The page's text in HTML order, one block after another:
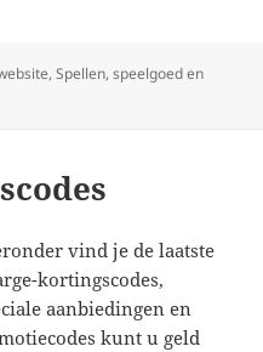
,Spellen, speelgoed en
vind je de laatste
kortingscodes,
aanbiedingen en
kunt u geld